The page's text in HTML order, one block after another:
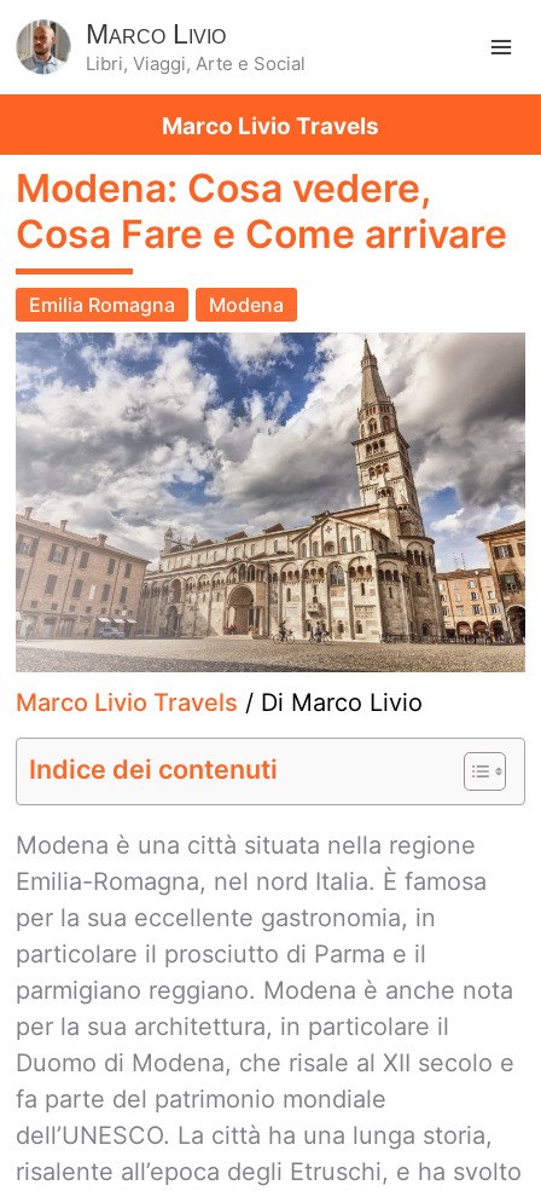
Marco Livio
Libri, Viaggi, Arte e Social
Marco Livio Travels
Modena: Cosa vedere,
Cosa Fare e Come arrivare
Emilia Romagna Modena
Marco Livio Travels / Di Marco Livio
Indice dei contenuti
Modena è una città situata nella regione
Emilia-Romagna, nel nord Italia. È famosa
per la sua eccellente gastronomia, in
particolare il prosciutto di Parma e il
parmigiano reggiano. Modena è anche nota
per la sua architettura, in particolare il
Duomo di Modena, che risale al XII secolo e
fa parte del patrimonio mondiale
dell’UNESCO. La città ha una lunga storia,
risalente all’epoca degli Etruschi, e ha svolto